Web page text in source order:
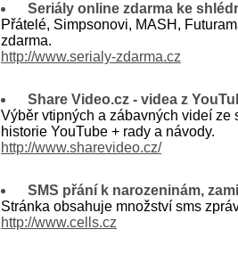
Seriály online zdarma ke
Přátelé, Simpsonovi, MASH,
zdarma.
http://www.serialy-zdarma.cz
Share Video.cz - videa z
Výběr vtipných a zábavných videí ze
historie YouTube + rady a návody.
http://www.sharevideo.cz/
SMS přání k narozeninám,
Stránka obsahuje množství sms
http://www.cells.cz